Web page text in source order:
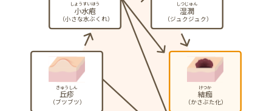
（ブツブツ）
丘疹
きゅうしん
（かさぶた化）
結痂
けつか
（ジュクジュク）
湿潤
しつじゅん
（小さな水ぶくれ）
小水疱
しょうすいほう